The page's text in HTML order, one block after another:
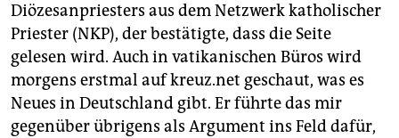
Diözesanpriesters aus dem Netzwerk katholischer
Priester (NKP), der bestätigte, dass die Seite
gelesen wird. Auch in vatikanischen Büros wird
morgens erstmal auf kreuz.net geschaut, was es
Neues in Deutschland gibt. Er führte das mir
gegenüber übrigens als Argument ins Feld dafür,